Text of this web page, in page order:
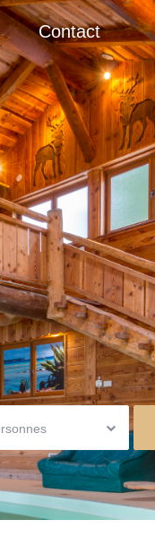
Contact